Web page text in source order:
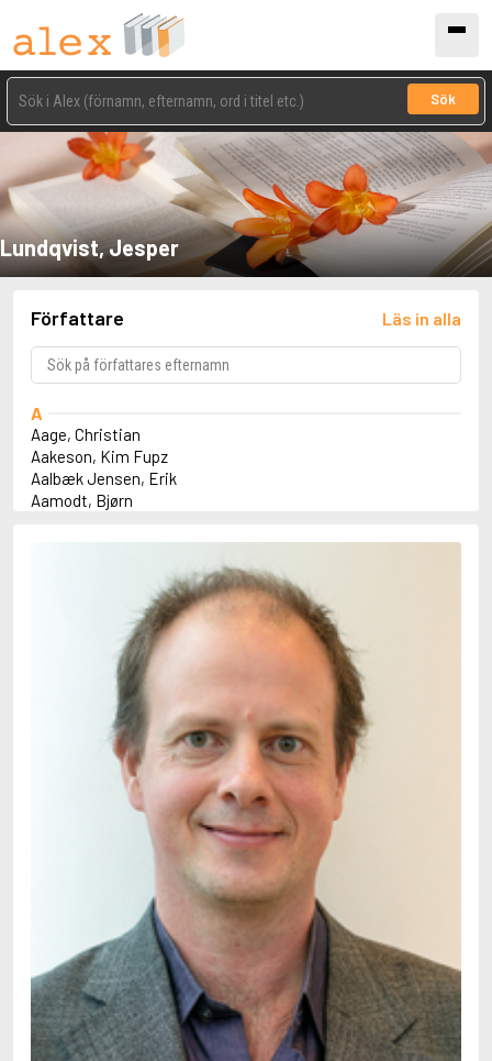
Sök
Lundqvist, Jesper
Författare Läs in alla
A
Aage, Christian
Aakeson, Kim Fupz
Aalbæk Jensen, Erik
Aamodt, Bjørn
Abbey, Kieran
Abdel-Fattah, Randa
Abdolah, Kader
Abgarjan, Narine
Abish, Walter
Aboulela, Leila
Abrahams, Peter (f. 1919)
Abrahams, Peter (f. 1947)
Abrahamson, Emmy
Abu-Jaber, Diana
Abulhawa, Susan
Aburas, Lone
Achebe, Chinua
Achmatova, Anna
Aciman, André
Ackebo, Lena
Acker, Kathy